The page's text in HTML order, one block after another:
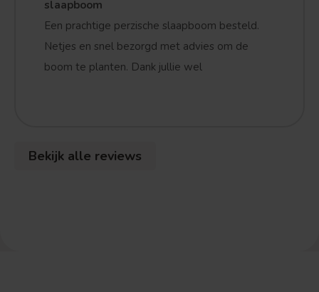
slaapboom
Een prachtige perzische slaapboom besteld.
Netjes en snel bezorgd met advies om de
boom te planten. Dank jullie wel
Bekijk alle reviews